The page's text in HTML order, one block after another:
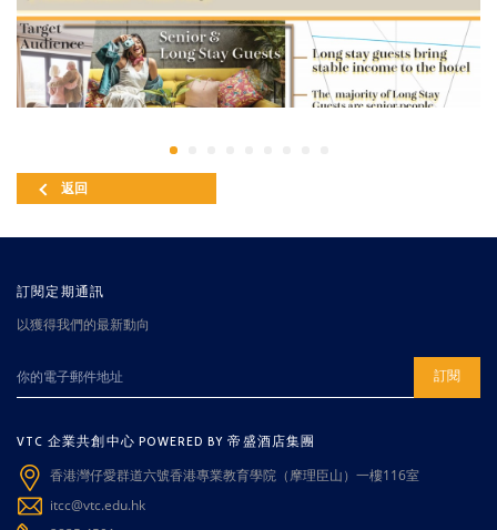
返回
訂閱定期通訊
以獲得我們的最新動向
訂閱
VTC 企業共創中心 POWERED BY 帝盛酒店集團
香港灣仔愛群道六號香港專業教育學院（摩理臣山）一樓116室
itcc@vtc.edu.hk